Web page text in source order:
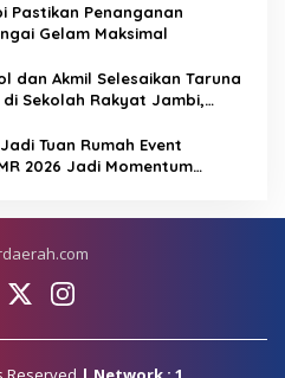
Pastikan Penanganan
Gelam Maksimal
dan Akmil Selesaikan Taruna
di Sekolah Rakyat Jambi,
Tuan Rumah Event
2026 Jadi Momentum